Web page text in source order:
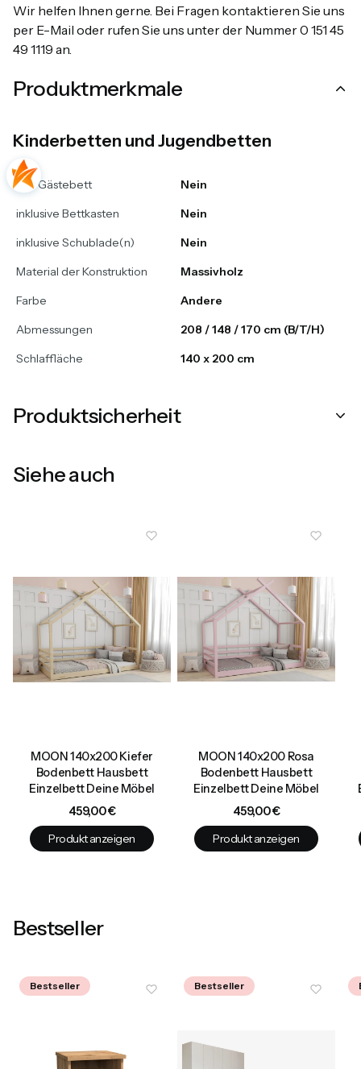
Wir helfen Ihnen gerne. Bei Fragen kontaktieren Sie uns
per E-Mail oder rufen Sie uns unter der Nummer 0 151 45
49 1119 an.
Produktmerkmale
Kinderbetten und Jugendbetten
inkl. Gästebett
Nein
inklusive Bettkasten
Nein
inklusive Schublade(n)
Nein
Material der Konstruktion
Massivholz
Farbe
Andere
Abmessungen
208 / 148 / 170 cm (B/T/H)
Schlaffläche
140 x 200 cm
Produktsicherheit
Siehe auch
MOON 140x200 Kiefer
Bodenbett Hausbett
Einzelbett Deine Möbel
Preis
459,00 €
Produkt anzeigen
MOON 140x200 Rosa
Bodenbett Hausbett
Einzelbett Deine Möbel
Preis
459,00 €
Produkt anzeigen
Bestseller
Bestseller Bestseller